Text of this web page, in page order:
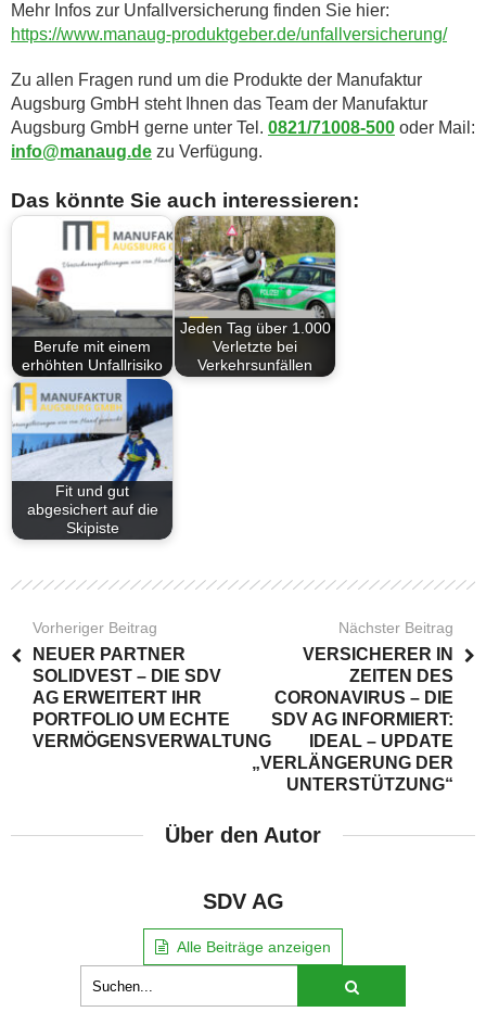
Mehr Infos zur Unfallversicherung finden Sie hier:
https://www.manaug-produktgeber.de/unfallversicherung/
Zu allen Fragen rund um die Produkte der Manufaktur
Augsburg GmbH steht Ihnen das Team der Manufaktur
Augsburg GmbH gerne unter Tel. 0821/71008-500 oder Mail:
info@manaug.de zu Verfügung.
Das könnte Sie auch interessieren:
Berufe mit einem
erhöhten Unfallrisiko
Jeden Tag über 1.000
Verletzte bei
Verkehrsunfällen
Fit und gut
abgesichert auf die
Skipiste
Vorheriger Beitrag
NEUER PARTNER
SOLIDVEST – DIE SDV
AG ERWEITERT IHR
PORTFOLIO UM ECHTE
VERMÖGENSVERWALTUNG
Nächster Beitrag
VERSICHERER IN
ZEITEN DES
CORONAVIRUS – DIE
SDV AG INFORMIERT:
IDEAL – UPDATE
„VERLÄNGERUNG DER
UNTERSTÜTZUNG“
Über den Autor
SDV AG
Alle Beiträge anzeigen